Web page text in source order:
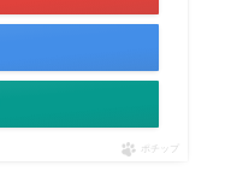
ポチップ